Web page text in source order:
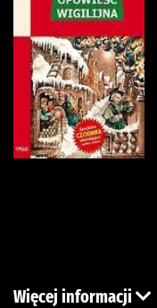
Więcej informacji